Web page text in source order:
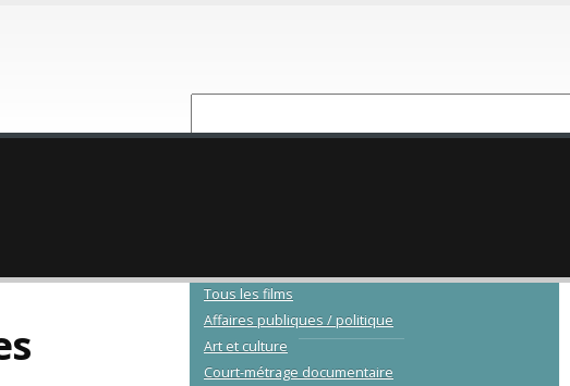
Tous les films
Affaires publiques / politique
Art et culture
Court-métrage documentaire